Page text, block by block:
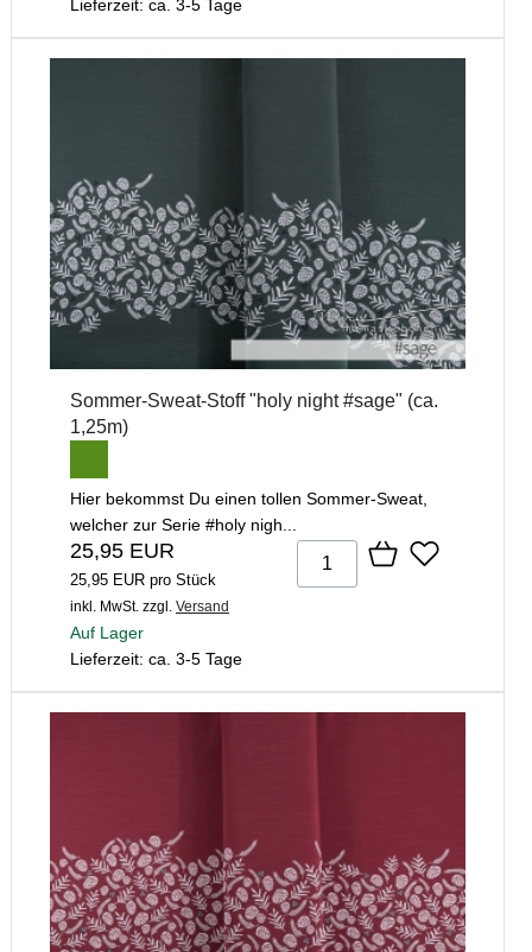
Lieferzeit: ca. 3-5 Tage
Sommer-Sweat-Stoff "holy night #sage" (ca.
1,25m)
Hier bekommst Du einen tollen Sommer-Sweat,
welcher zur Serie #holy nigh...
25,95 EUR
25,95 EUR pro Stück
inkl. MwSt. zzgl. Versand
Auf Lager
Lieferzeit: ca. 3-5 Tage